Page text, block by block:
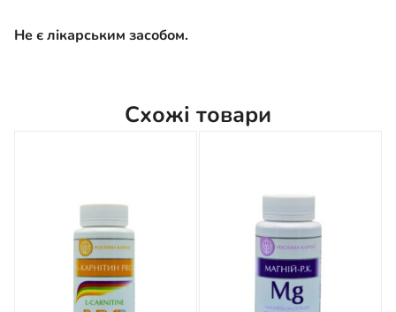
Не є лікарським засобом.
Схожі товари